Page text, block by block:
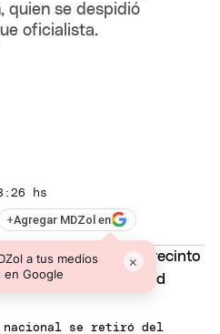
quien se despidió
oficialista.
hs
+Agregar MDZol en
a tus medios
Google
×
nacional se retiró del